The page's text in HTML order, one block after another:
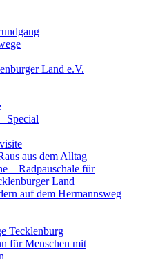
Land e.V.
Special
aus dem Alltag
– Radpauschale für
Land
auf dem Hermannsweg
Tecklenburg
für Menschen mit